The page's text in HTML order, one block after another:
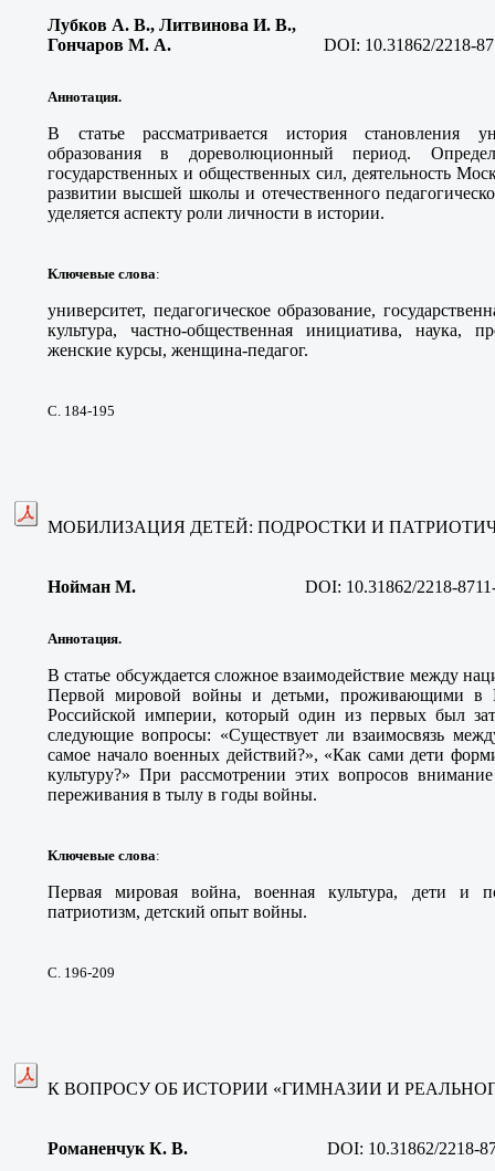
Лубков А. В., Литвинова И. В.,
Гончаров М. А. DOI: 10.31862/2218-
Аннотация.
В статье рассматривается история становления
образования в дореволюционный период.
государственных и общественных сил, деятельность
развитии высшей школы и отечественного
уделяется аспекту роли личности в истории.
Ключевые слова:
университет, педагогическое образование,
культура, частно-общественная инициатива, наука,
женские курсы, женщина-педагог.
С. 184-195
МОБИЛИЗАЦИЯ ДЕТЕЙ: ПОДРОСТКИ И
Нойман М. DOI: 10.31862/2218-
Аннотация.
В статье обсуждается сложное взаимодействие между
Первой мировой войны и детьми, проживающими в
Российской империи, который один из первых был
следующие вопросы: «Существует ли взаимосвязь
самое начало военных действий?», «Как сами дети
культуру?» При рассмотрении этих вопросов
переживания в тылу в годы войны.
Ключевые слова:
Первая мировая война, военная культура, дети и
патриотизм, детский опыт войны.
С. 196-209
К ВОПРОСУ ОБ ИСТОРИИ «ГИМНАЗИИ И
Романенчук К. В. DOI: 10.31862/2218-